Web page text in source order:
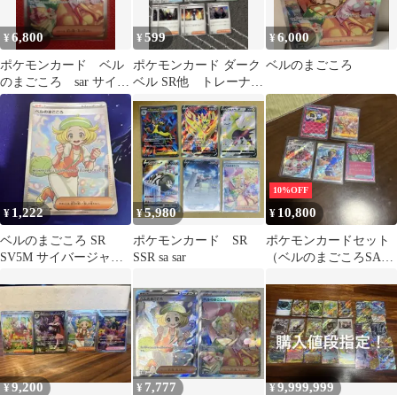
¥6,800
ポケモンカード ベル
のまごころ sar サイバ
ージャッジ ポケカ
サポート
¥599
ポケモンカード ダーク
ベル SR他 トレーナー
ズ全18枚
¥ 6,000
ベルのまごころ
¥ 1,222
ベルのまごころ SR
SV5M サイバージャッ
¥5,980
ポケモンカード SR
SSR sa sar
10%OFF
¥ 10,800
ポケモンカードセット
（ベルのまごころSAR
¥9,200 ¥ 7,777 ¥9,999,999